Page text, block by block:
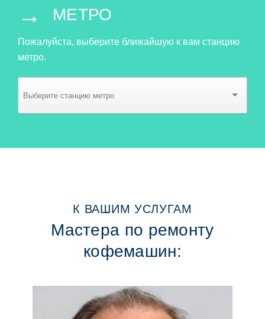
→ МЕТРО
Пожалуйста, выберите ближайшую к вам станцию
метро.
К ВАШИМ УСЛУГАМ
Мастера по ремонту
кофемашин: